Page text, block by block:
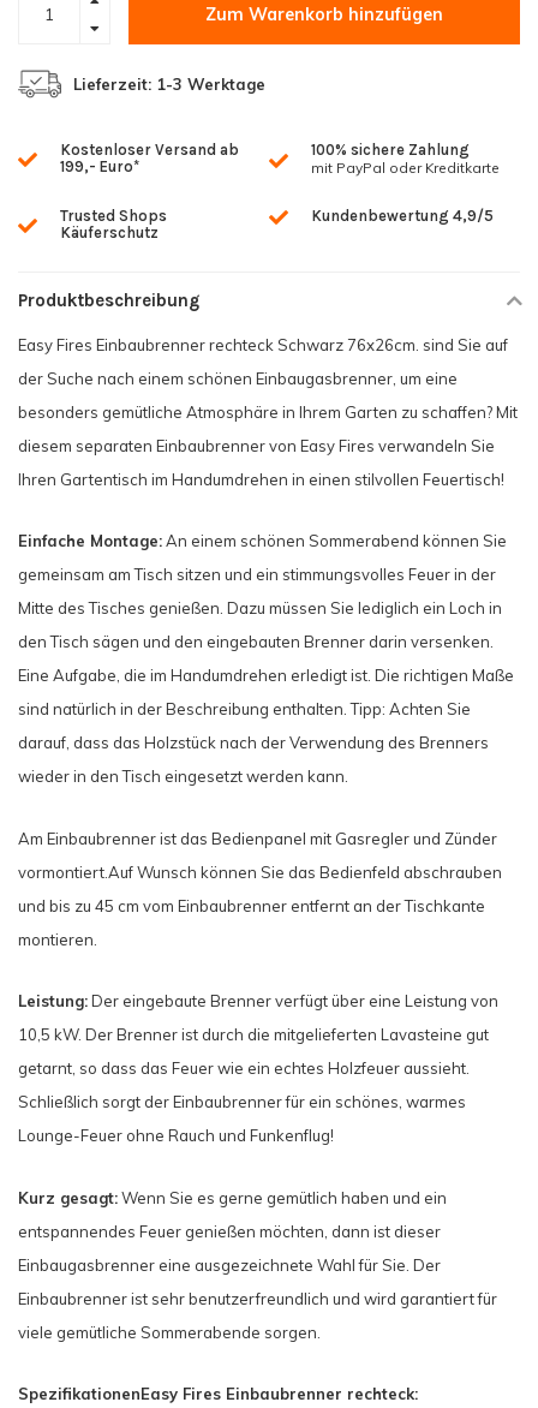
Zum Warenkorb hinzufügen
Lieferzeit: 1-3 Werktage
Kostenloser Versand ab
199,- Euro*
100% sichere Zahlung
mit PayPal oder Kreditkarte
Trusted Shops
Käuferschutz
Kundenbewertung 4,9/5
Produktbeschreibung
Easy Fires Einbaubrenner rechteck Schwarz 76x26cm. sind Sie auf
der Suche nach einem schönen Einbaugasbrenner, um eine
besonders gemütliche Atmosphäre in Ihrem Garten zu schaffen? Mit
diesem separaten Einbaubrenner von Easy Fires verwandeln Sie
Ihren Gartentisch im Handumdrehen in einen stilvollen Feuertisch!
Einfache Montage:An einem schönen Sommerabend können Sie
gemeinsam am Tisch sitzen und ein stimmungsvolles Feuer in der
Mitte des Tisches genießen. Dazu müssen Sie lediglich ein Loch in
den Tisch sägen und den eingebauten Brenner darin versenken.
Eine Aufgabe, die im Handumdrehen erledigt ist. Die richtigen Maße
sind natürlich in der Beschreibung enthalten. Tipp: Achten Sie
darauf, dass das Holzstück nach der Verwendung des Brenners
wieder in den Tisch eingesetzt werden kann.
Am Einbaubrenner ist das Bedienpanel mit Gasregler und Zünder
vormontiert.Auf Wunsch können Sie das Bedienfeld abschrauben
und bis zu 45 cm vom Einbaubrenner entfernt an der Tischkante
montieren.
Leistung:Der eingebaute Brenner verfügt über eine Leistung von
10,5 kW. Der Brenner ist durch die mitgelieferten Lavasteine gut
getarnt, so dass das Feuer wie ein echtes Holzfeuer aussieht.
Schließlich sorgt der Einbaubrenner für ein schönes, warmes
Lounge-Feuer ohne Rauch und Funkenflug!
Kurz gesagt:Wenn Sie es gerne gemütlich haben und ein
entspannendes Feuer genießen möchten, dann ist dieser
Einbaugasbrenner eine ausgezeichnete Wahl für Sie. Der
Einbaubrenner ist sehr benutzerfreundlich und wird garantiert für
viele gemütliche Sommerabende sorgen.
SpezifikationenEasy Fires Einbaubrenner rechteck: